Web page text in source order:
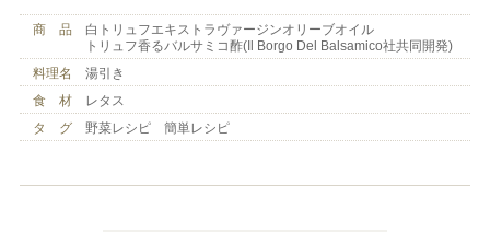
商 品
白トリュフエキストラヴァージンオリーブオイル
トリュフ香るバルサミコ酢(Il Borgo Del Balsamico社共同開発)
料理名
湯引き
食 材
レタス
タ グ
野菜レシピ 簡単レシピ